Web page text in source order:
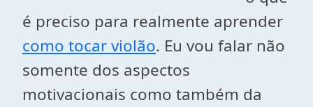
é preciso para realmente aprender
como tocar violão. Eu vou falar não
somente dos aspectos
motivacionais como também da